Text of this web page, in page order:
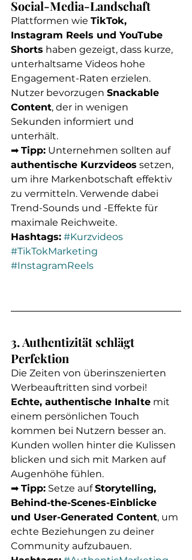
Social-Media-Landschaft
Plattformen wie TikTok,
Instagram Reels und YouTube
Shorts haben gezeigt, dass kurze,
unterhaltsame Videos hohe
Engagement-Raten erzielen.
Nutzer bevorzugen Snackable
Content, der in wenigen
Sekunden informiert und
unterhält.
➡ Tipp: Unternehmen sollten auf
authentische Kurzvideos setzen,
um ihre Markenbotschaft effektiv
zu vermitteln. Verwende dabei
Trend-Sounds und -Effekte für
maximale Reichweite.
Hashtags: #Kurzvideos
#TikTokMarketing
#InstagramReels
3. Authentizität schlägt
Perfektion
Die Zeiten von überinszenierten
Werbeauftritten sind vorbei!
Echte, authentische Inhalte mit
einem persönlichen Touch
kommen bei Nutzern besser an.
Kunden wollen hinter die Kulissen
blicken und sich mit Marken auf
Augenhöhe fühlen.
➡ Tipp: Setze auf Storytelling,
Behind-the-Scenes-Einblicke
und User-Generated Content, um
echte Beziehungen zu deiner
Community aufzubauen.